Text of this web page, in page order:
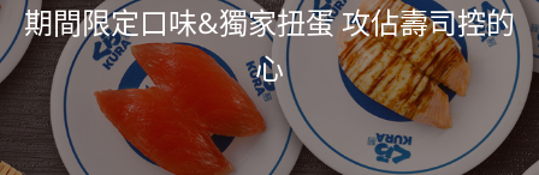
期間限定口味&獨家扭蛋 攻佔壽司控的
心